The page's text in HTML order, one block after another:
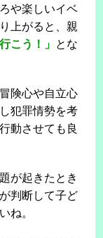
や楽しいイベ
上がると、親
こう！」 とな
険心や自立心
犯罪情勢を考
動させても良
が起きたとき
判断して子ど
ね。